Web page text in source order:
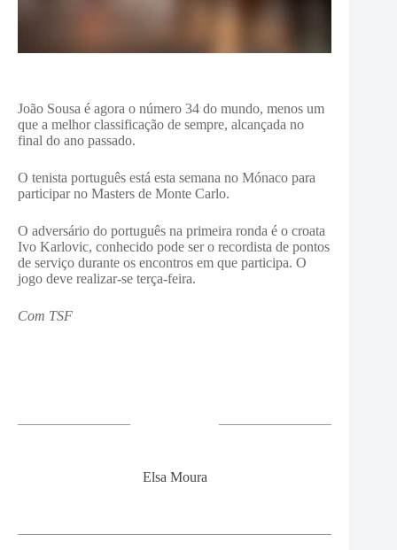
João Sousa é agora o número 34 do mundo, menos um
que a melhor classificação de sempre, alcançada no
final do ano passado.
O tenista português está esta semana no Mónaco para
participar no Masters de Monte Carlo.
O adversário do português na primeira ronda é o croata
Ivo Karlovic, conhecido pode ser o recordista de pontos
de serviço durante os encontros em que participa. O
jogo deve realizar-se terça-feira.
Com TSF
Elsa Moura